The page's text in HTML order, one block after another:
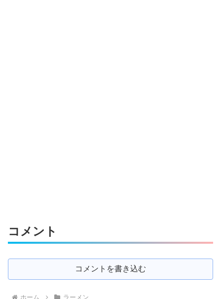
コメント
コメントを書き込む
ホーム ラーメン